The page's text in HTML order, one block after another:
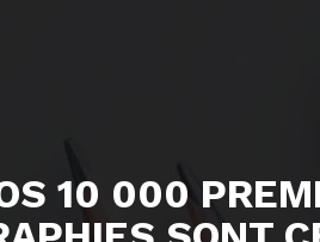
10 000